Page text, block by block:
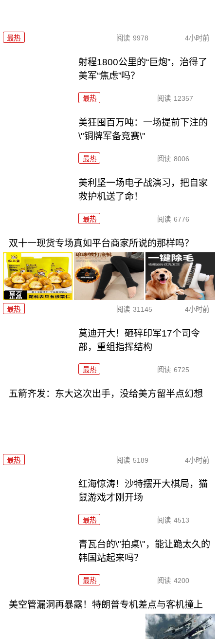
最热 阅读 9978 4小时前
射程1800公里的“巨炮”，治得了
美军“焦虑”吗？
最热 阅读 12357
美狂囤百万吨：一场提前下注的
\"铜牌军备竞赛\"
最热 阅读 8006
美利坚一场电子战演习，把自家
救护机送了命！
最热 阅读 6776
双十一现货专场真如平台商家所说的那样吗？
最热 阅读 31145 4小时前
莫迪开大！砸碎印军17个司令
部，重组指挥结构
最热 阅读 6725
五箭齐发：东大这次出手，没给美方留半点幻想
最热 阅读 5189 4小时前
红海惊涛！沙特摆开大棋局，猫
鼠游戏才刚开场
最热 阅读 4513
青瓦台的\"拍桌\"，能让跪太久的
韩国站起来吗？
最热 阅读 4200
美空管漏洞再暴露！特朗普专机差点与客机撞上